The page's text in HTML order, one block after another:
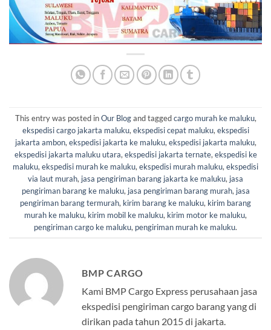
This entry was posted inOur Blogand taggedcargo murah ke maluku,
ekspedisi cargo jakarta maluku, ekspedisi cepat maluku, ekspedisi
jakarta ambon, ekspedisi jakarta ke maluku, ekspedisi jakarta maluku,
ekspedisi jakarta maluku utara, ekspedisi jakarta ternate, ekspedisi ke
maluku, ekspedisi murah ke maluku, ekspedisi murah maluku, ekspedisi
via laut murah, jasa pengiriman barang jakarta ke maluku, jasa
pengiriman barang ke maluku, jasa pengiriman barang murah, jasa
pengiriman barang termurah, kirim barang ke maluku, kirim barang
murah ke maluku, kirim mobil ke maluku, kirim motor ke maluku,
pengiriman cargo ke maluku, pengiriman murah ke maluku.
BMP CARGO
Kami BMP Cargo Express perusahaan jasa
ekspedisi pengiriman cargo barang yang di
dirikan pada tahun 2015 di jakarta.